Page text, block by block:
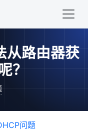
从路由器获
？
问题